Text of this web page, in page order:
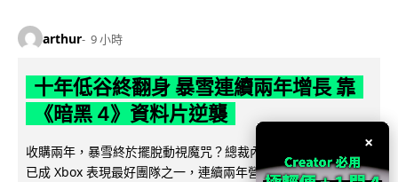
arthur 9 小時
十年低谷終翻身 暴雪連續兩年增長 靠
《暗黑 4》資料片逆襲
收購兩年，暴雪終於擺脫動視魔咒？總裁內部電郵流出：暴雪
已成 Xbox 表現最好團隊之一，連續兩年營收增長。《暗黑 4》
×